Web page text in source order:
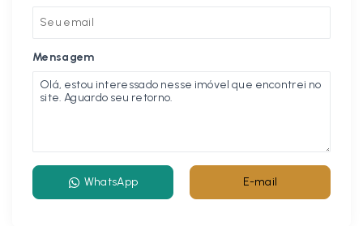
Mensagem
WhatsApp E-mail